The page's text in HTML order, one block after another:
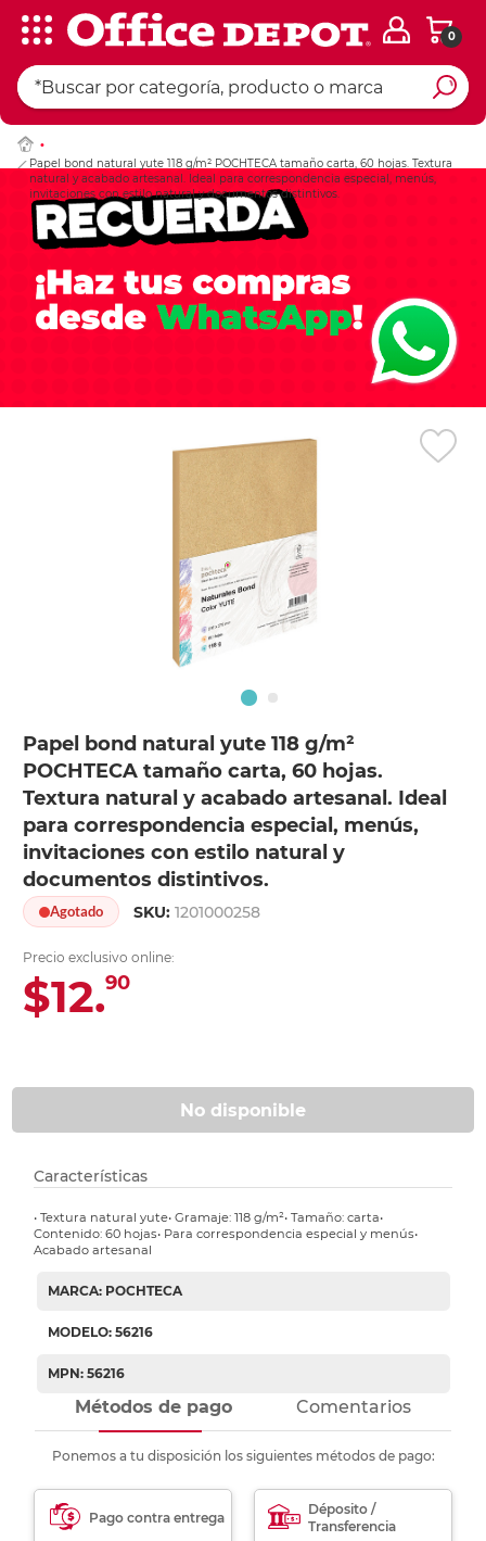
0
Papel bond natural yute 118 g/m² POCHTECA tamaño carta, 60 hojas. Textura
natural y acabado artesanal. Ideal para correspondencia especial, menús,
invitaciones con estilo natural y documentos distintivos.
Papel bond natural yute 118 g/m²
POCHTECA tamaño carta, 60 hojas.
Textura natural y acabado artesanal. Ideal
para correspondencia especial, menús,
invitaciones con estilo natural y
documentos distintivos.
Agotado SKU:1201000258
Precio exclusivo online:
$12.90
No disponible
Ingresar Codigo
Características
• Textura natural yute• Gramaje: 118 g/m²• Tamaño: carta•
Contenido: 60 hojas• Para correspondencia especial y menús•
Acabado artesanal
MARCA: POCHTECA
MODELO: 56216
MPN: 56216
Métodos de pago Comentarios
Ponemos a tu disposición los siguientes métodos de pago:
Pago contra entrega
Déposito /
Transferencia